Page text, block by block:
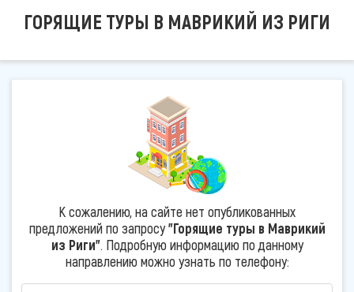
ГОРЯЩИЕ ТУРЫ В МАВРИКИЙ ИЗ РИГИ
К сожалению, на сайте нет опубликованных
предложений по запросу"Горящие туры в Маврикий
из Риги". Подробную информацию по данному
направлению можно узнать по телефону: